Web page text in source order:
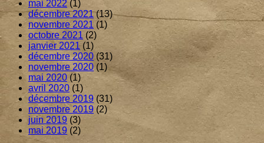
mai 2022 (1)
décembre 2021(13)
novembre 2021 (1)
octobre 2021 (2)
janvier 2021(1)
décembre 2020 (31)
novembre 2020 (1)
mai 2020 (1)
avril 2020 (1)
décembre 2019 (31)
novembre 2019 (2)
juin 2019 (3)
mai 2019 (2)